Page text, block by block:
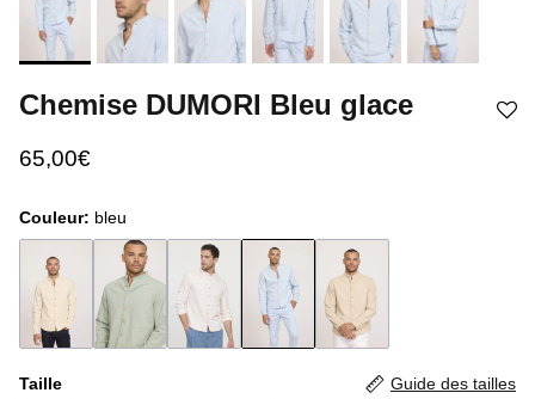
Chemise DUMORI Bleu glace
65,00€
Couleur: bleu
Taille Guide des tailles